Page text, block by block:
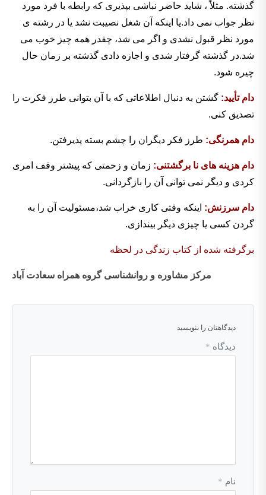
گذشته. مثلاً ، شاید حاضر نباشی بپذیری که رابطه با فرد مورد
نظر جواب نمی داد.یا اینکه آن شغل نصیبت نشد یا در رشته ی
مورد نظر قبول نشدی و اگر می شد، چقدر همه چیز خوب می
شد.در گذشته گرفتار شدی و اجازه دادی گذشته بر زمان حال
چیره شود.
دام تأیید: گشتن به دنبال اطلاعاتی که با آن بتوانی طرز فکرت را
تصدیق کنی.
دام همرنگی: طرز فکر دیگران را چشم بسته پذیرفتن.
دام هزینه های نا برگشتنی: زمان و زحمتی که پیشتر وقف امری
کردی و دیگر نمی توانی آن را بازگردانی.
دام سرزنش: اینکه وقتی کاری خراب شد،مسئولیت آن را به
گردن کسی یا چیزی دیگر بیندازی.
برگرفته شده از کتاب زندگی در لحظه
مرکز مشاوره و روانشناسی گروه همراه سعادت آباد
دیدگاهتان را بنویسید
دیدگاه *
نام *